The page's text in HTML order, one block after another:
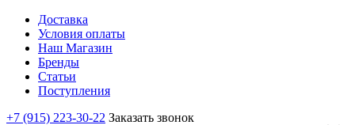
Доставка
Условия оплаты
Наш Магазин
Бренды
Статьи
Поступления
+7 (915) 223-30-22 Заказать звонок